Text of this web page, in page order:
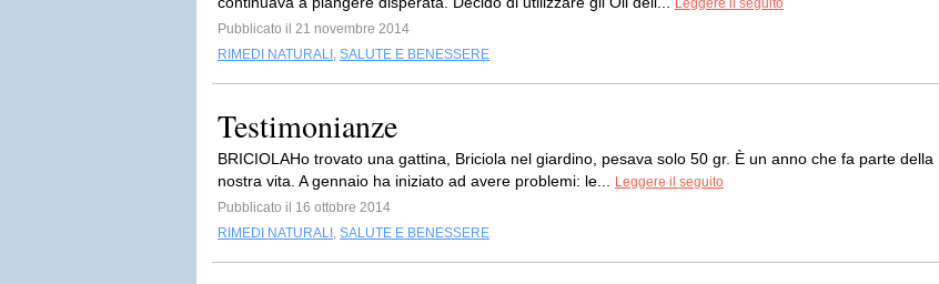
Leggere il seguito
Pubblicato il 21 novembre 2014
RIMEDI NATURALI , SALUTE E BENESSERE
Testimonianze
BRICIOLAHo trovato una gattina, Briciola nel giardino, pesava solo 50 gr. È un anno che fa parte della
nostra vita. A gennaio ha iniziato ad avere problemi: le...
Leggere il seguito
Pubblicato il 16 ottobre 2014
RIMEDI NATURALI , SALUTE E BENESSERE